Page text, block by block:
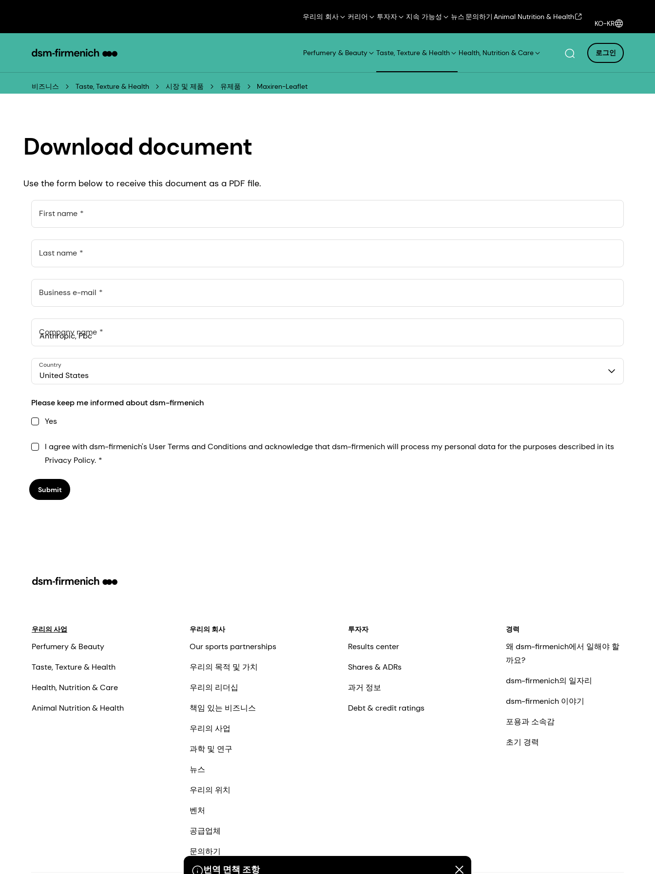
우리의 회사 커리어 투자자 지속 가능성 뉴스 문의하기 Animal Nutrition & Health
KO-KR
Perfumery & Beauty Taste, Texture & Health Health, Nutrition & Care 로그인
비즈니스 Taste, Texture & Health 시장 및 제품 유제품 Maxiren-Leaflet
Download document
Use the form below to receive this document as a PDF file.
First name
Last name
Business e-mail
Company name
Anthropic, PBC
548 Market St Pmb 90375, San Francisco, California, US
United States
Country
Please keep me informed about dsm-firmenich
Yes
I agree with dsm-firmenich's User Terms and Conditions and acknowledge that dsm-firmenich will process my personal data for the purposes described in its
Privacy Policy.
Submit
번역 면책 조항
우리의 사업
Perfumery & Beauty
Taste, Texture & Health
Health, Nutrition & Care
Animal Nutrition & Health
우리의 회사
Our sports partnerships
우리의 목적 및 가치
우리의 리더십
책임 있는 비즈니스
우리의 사업
과학 및 연구
뉴스
우리의 위치
벤처
공급업체
문의하기
투자자
Results center
Shares & ADRs
과거 정보
Debt & credit ratings
경력
왜 dsm-firmenich에서 일해야 할
까요?
dsm-firmenich의 일자리
dsm-firmenich 이야기
포용과 소속감
초기 경력